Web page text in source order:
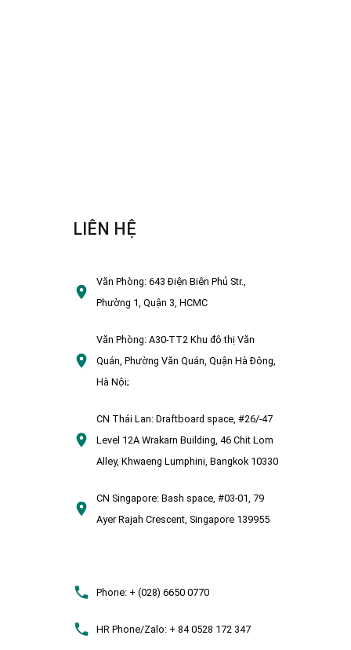
LIÊN HỆ
Văn Phòng:643 Điện Biên Phủ Str.,
Phường 1, Quận 3, HCMC
Văn Phòng:A30-TT2 Khu đô thị Văn
Quán, Phường Văn Quán, Quận Hà Đông,
Hà Nội;
CN Thái Lan: Draftboard space, #26/-47
Level 12A Wrakarn Building, 46 Chit Lom
Alley, Khwaeng Lumphini, Bangkok 10330
CN Singapore: Bash space, #03-01, 79
Ayer Rajah Crescent, Singapore 139955
Phone:+ (028) 6650 0770
HR Phone/Zalo:+ 84 0528 172 347